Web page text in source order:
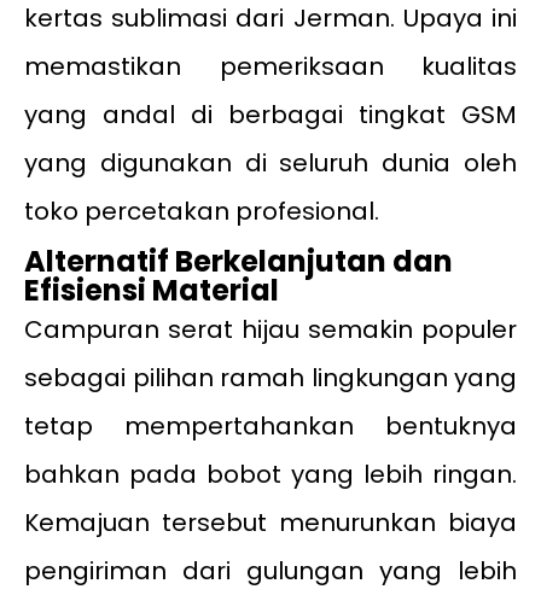
kertas sublimasi dari Jerman. Upaya ini
memastikan pemeriksaan kualitas
yang andal di berbagai tingkat GSM
yang digunakan di seluruh dunia oleh
toko percetakan profesional.
Alternatif Berkelanjutan dan
Efisiensi Material
Campuran serat hijau semakin populer
sebagai pilihan ramah lingkungan yang
tetap mempertahankan bentuknya
bahkan pada bobot yang lebih ringan.
Kemajuan tersebut menurunkan biaya
pengiriman dari gulungan yang lebih